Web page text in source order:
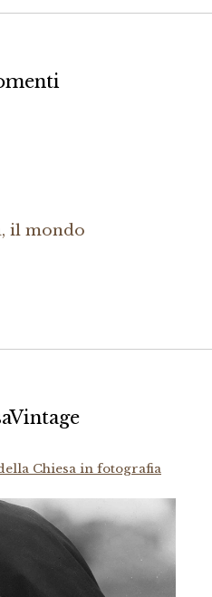
il mondo
Chiesa in fotografia